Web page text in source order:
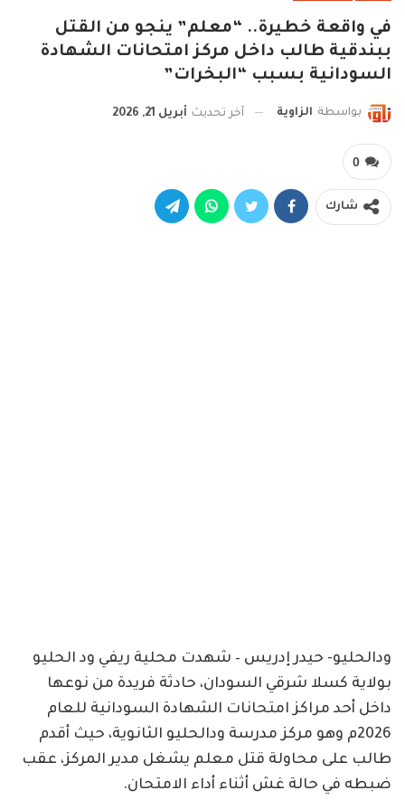
في واقعة خطيرة.. “معلم” ينجو من القتل
ببندقية طالب داخل مركز امتحانات الشهادة
السودانية بسبب “البخرات”
بواسطة الزاوية آخر تحديث أبريل 21, 2026
0
شارك
ودالحليو- حيدر إدريس – شهدت محلية ريفي ود الحليو
بولاية كسلا شرقي السودان، حادثة فريدة من نوعها
داخل أحد مراكز امتحانات الشهادة السودانية للعام
2026م وهو مركز مدرسة ودالحليو الثانوية، حيث أقدم
طالب على محاولة قتل معلم يشغل مدير المركز، عقب
ضبطه في حالة غش أثناء أداء الامتحان.